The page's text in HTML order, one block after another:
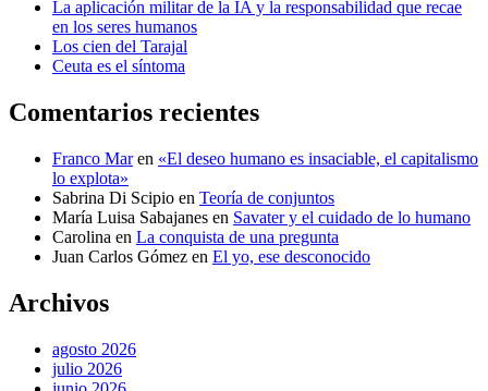
La aplicación militar de la IA y la responsabilidad que recae
en los seres humanos
Los cien del Tarajal
Ceuta es el síntoma
Comentarios recientes
Franco Maren «El deseo humano es insaciable, el capitalismo
lo explota»
Sabrina Di Scipio en Teoría de conjuntos
María Luisa Sabajanes en Savater y el cuidado de lo humano
Carolina en La conquista de una pregunta
Juan Carlos Gómez en El yo, ese desconocido
Archivos
agosto 2026
julio 2026